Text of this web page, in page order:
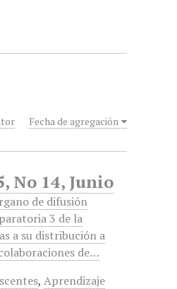
Fecha de agregación
No 14, Junio
de difusión
3 de la
a su distribución a
de…
,Aprendizaje